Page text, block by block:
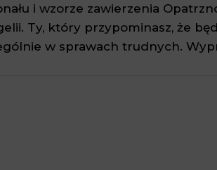
i wzorze zawierzenia
Ty, który przypominasz, że
w sprawach trudnych.